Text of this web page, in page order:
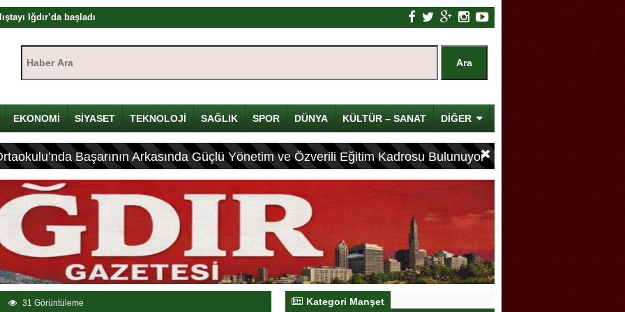
4 Yaralı
Iğdır’da başlıyor
Davulunu Kırdı
tek çatı altında toplanmalı, yasal düzenlemeye hazırız
EKONOMİ SİYASET TEKNOLOJİ SAĞLIK SPOR DÜNYA KÜLTÜR – SANAT DİĞER
Başarının Arkasında Güçlü Yönetim ve Özverili Eğitim Kadrosu Bulunuyor
31 Görüntüleme Kategori Manşet